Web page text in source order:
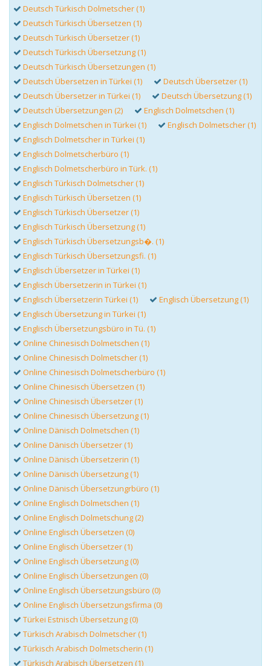
Deutsch Türkisch Dolmetscher (1)
Deutsch Türkisch Übersetzen (1)
Deutsch Türkisch Übersetzer (1)
Deutsch Türkisch Übersetzung (1)
Deutsch Türkisch Übersetzungen (1)
Deutsch Übersetzen in Türkei (1)
Deutsch Übersetzer (1)
Deutsch Übersetzer in Türkei (1)
Deutsch Übersetzung (1)
Deutsch Übersetzungen (2)
Englisch Dolmetschen (1)
Englisch Dolmetschen in Türkei (1)
Englisch Dolmetscher (1)
Englisch Dolmetscher in Türkei (1)
Englisch Dolmetscherbüro (1)
Englisch Dolmetscherbüro in Türk. (1)
Englisch Türkisch Dolmetscher (1)
Englisch Türkisch Übersetzen (1)
Englisch Türkisch Übersetzer (1)
Englisch Türkisch Übersetzung (1)
Englisch Türkisch Übersetzungsb�. (1)
Englisch Türkisch Übersetzungsfi. (1)
Englisch Übersetzer in Türkei (1)
Englisch Übersetzerin in Türkei (1)
Englisch Übersetzerin Türkei (1)
Englisch Übersetzung (1)
Englisch Übersetzung in Türkei (1)
Englisch Übersetzungsbüro in Tü. (1)
Online Chinesisch Dolmetschen (1)
Online Chinesisch Dolmetscher (1)
Online Chinesisch Dolmetscherbüro (1)
Online Chinesisch Übersetzen (1)
Online Chinesisch Übersetzer (1)
Online Chinesisch Übersetzung (1)
Online Dänisch Dolmetschen (1)
Online Dänisch Übersetzer (1)
Online Dänisch Übersetzerin (1)
Online Dänisch Übersetzung (1)
Online Dänisch Übersetzungrbüro (1)
Online Englisch Dolmetschen (1)
Online Englisch Dolmetschung (2)
Online Englisch Übersetzen (0)
Online Englisch Übersetzer (1)
Online Englisch Übersetzung (0)
Online Englisch Übersetzungen (0)
Online Englisch Übersetzungsbüro (0)
Online Englisch Übersetzungsfirma (0)
Türkei Estnisch Übersetzung (0)
Türkisch Arabisch Dolmetscher (1)
Türkisch Arabisch Dolmetscherin (1)
Türkisch Arabisch Übersetzen (1)